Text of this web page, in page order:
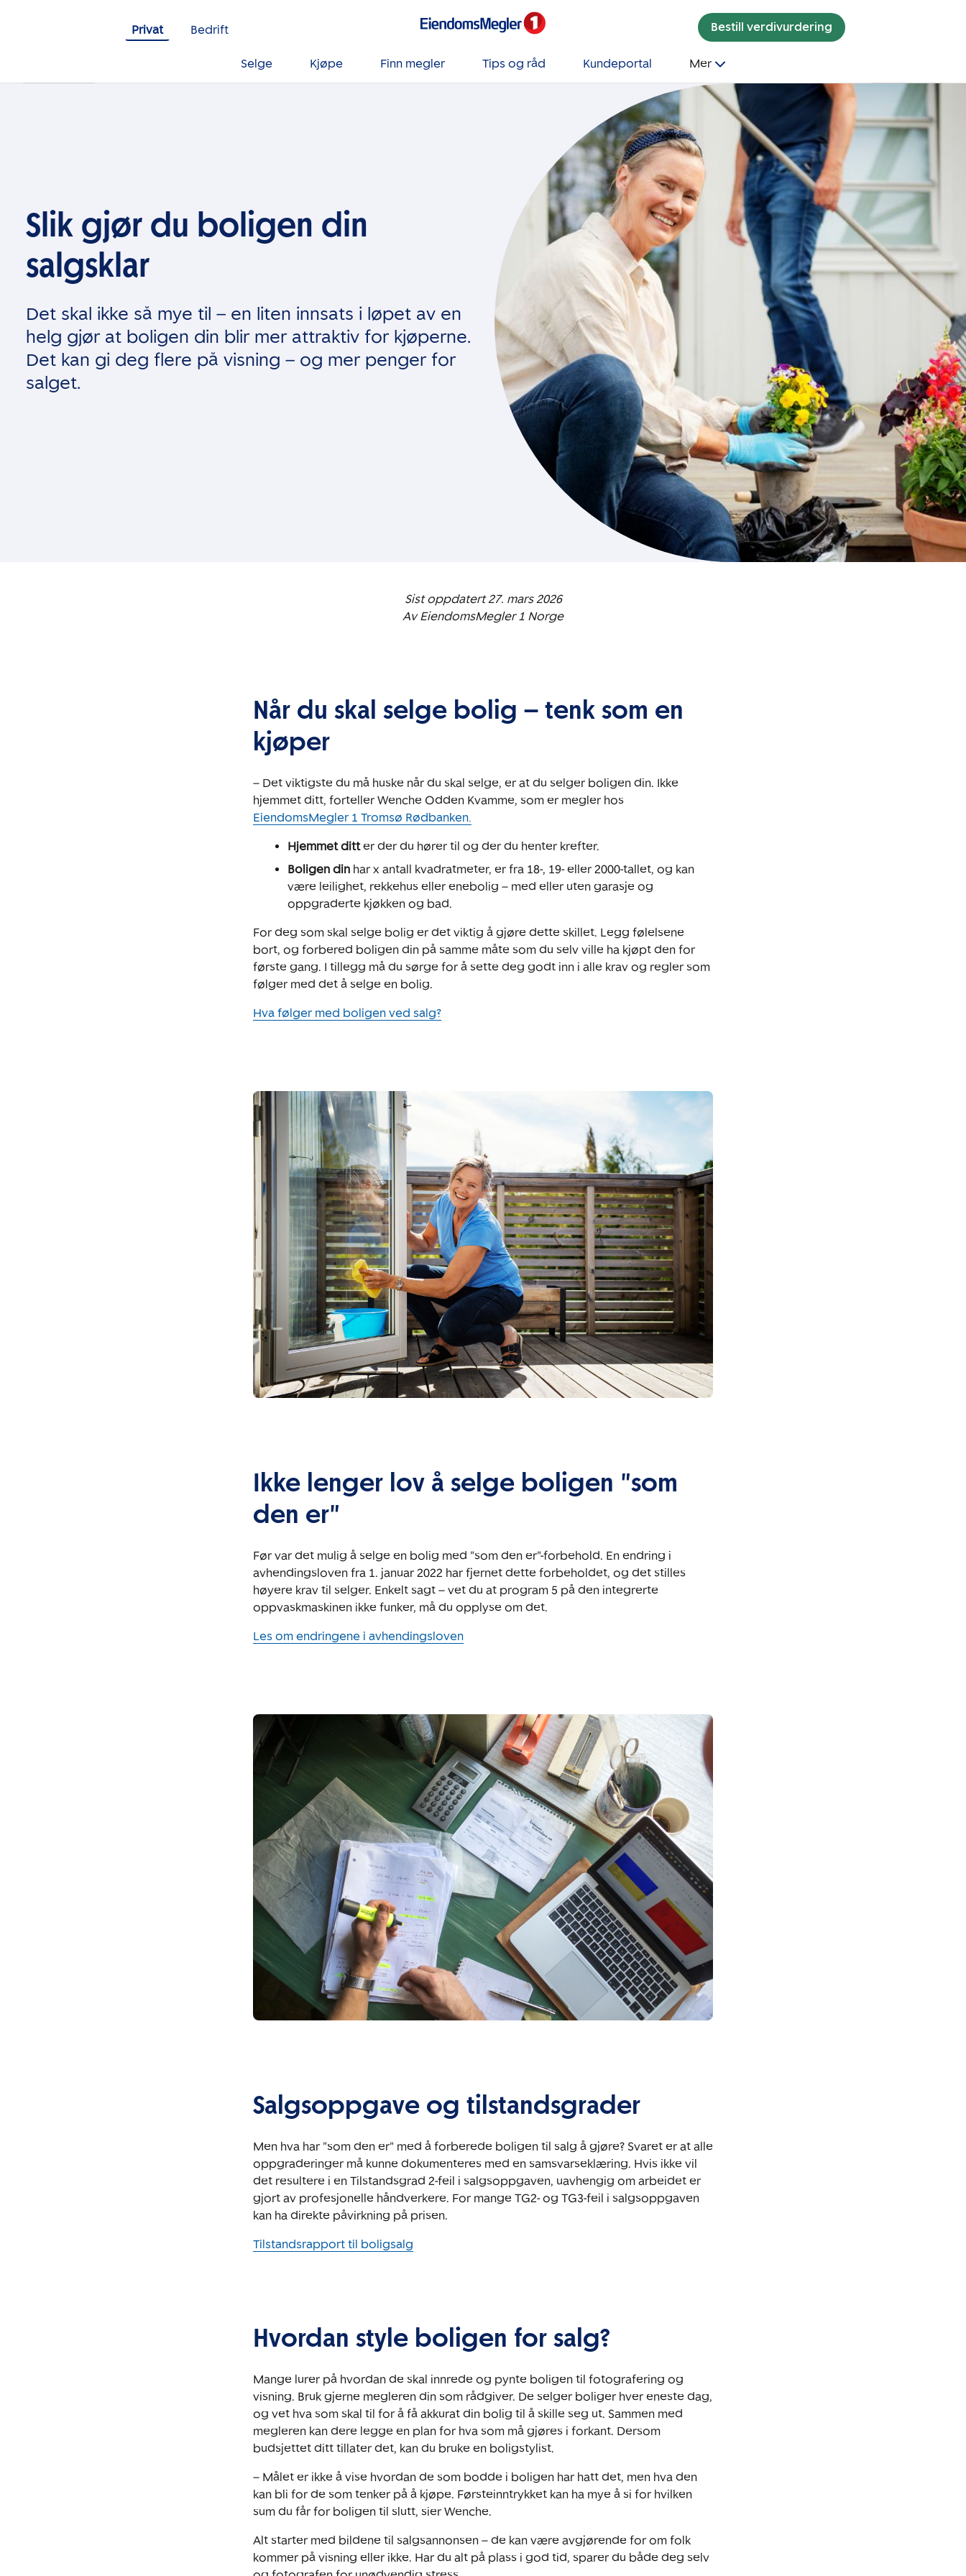
Privat
Bedrift Bestill verdivurdering
Selge Kjøpe Finn megler Tips og råd Kundeportal Mer
Slik gjør du boligen din
salgsklar
Det skal ikke så mye til – en liten innsats i løpet av en
helg gjør at boligen din blir mer attraktiv for kjøperne.
Det kan gi deg flere på visning – og mer penger for
salget.
Sist oppdatert 27. mars 2026
Av EiendomsMegler 1 Norge
Når du skal selge bolig – tenk som en
kjøper
– Det viktigste du må huske når du skal selge, er at du selger boligen din. Ikke
hjemmet ditt, forteller Wenche Odden Kvamme, som er megler hos
EiendomsMegler 1 Tromsø Rødbanken.
Hjemmet ditter der du hører til og der du henter krefter.
Boligen din har x antall kvadratmeter, er fra 18-, 19- eller 2000-tallet, og kan
være leilighet, rekkehus eller enebolig – med eller uten garasje og
oppgraderte kjøkken og bad.
For deg som skal selge bolig er det viktig å gjøre dette skillet. Legg følelsene
bort, og forbered boligen din på samme måte som du selv ville ha kjøpt den for
første gang. I tillegg må du sørge for å sette deg godt inn i alle krav og regler som
følger med det å selge en bolig.
Hva følger med boligen ved salg?
Ikke lenger lov å selge boligen "som
den er"
Før var det mulig å selge en bolig med "som den er"-forbehold. En endring i
avhendingsloven fra 1. januar 2022 har fjernet dette forbeholdet, og det stilles
høyere krav til selger. Enkelt sagt – vet du at program 5 på den integrerte
oppvaskmaskinen ikke funker, må du opplyse om det.
Les om endringene i avhendingsloven
Salgsoppgave og tilstandsgrader
Men hva har "som den er" med å forberede boligen til salg å gjøre? Svaret er at alle
oppgraderinger må kunne dokumenteres med en samsvarseklæring. Hvis ikke vil
det resultere i en Tilstandsgrad 2-feil i salgsoppgaven, uavhengig om arbeidet er
gjort av profesjonelle håndverkere. For mange TG2- og TG3-feil i salgsoppgaven
kan ha direkte påvirkning på prisen.
Tilstandsrapport til boligsalg
Hvordan style boligen for salg?
Mange lurer på hvordan de skal innrede og pynte boligen til fotografering og
visning. Bruk gjerne megleren din som rådgiver. De selger boliger hver eneste dag,
og vet hva som skal til for å få akkurat din bolig til å skille seg ut. Sammen med
megleren kan dere legge en plan for hva som må gjøres i forkant. Dersom
budsjettet ditt tillater det, kan du bruke en boligstylist.
– Målet er ikke å vise hvordan de som bodde i boligen har hatt det, men hva den
kan bli for de som tenker på å kjøpe. Førsteinntrykket kan ha mye å si for hvilken
sum du får for boligen til slutt, sier Wenche.
Alt starter med bildene til salgsannonsen – de kan være avgjørende for om folk
kommer på visning eller ikke. Har du alt på plass i god tid, sparer du både deg selv